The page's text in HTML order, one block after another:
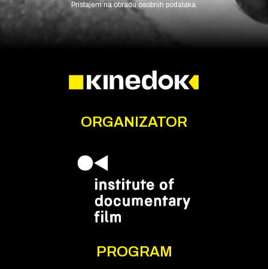
Pristajem na obradu osobnih podataka.
ORGANIZATOR
PROGRAM